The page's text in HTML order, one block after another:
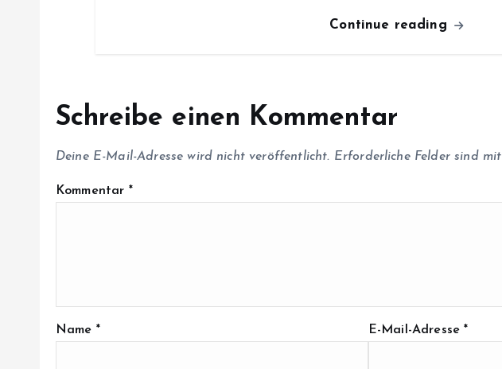
Continue reading
Schreibe einen Kommentar
Deine E-Mail-Adresse wird nicht veröffentlicht. Erforderliche Felder sind mit
Kommentar *
Name * E-Mail-Adresse*